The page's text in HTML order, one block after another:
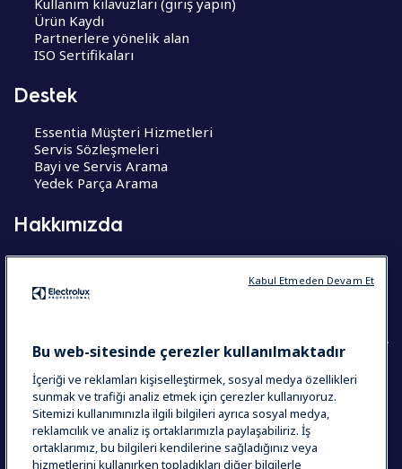
Ürün Kaydı
Partnerlere yönelik alan
ISO Sertifikaları
Destek
Essentia Müşteri Hizmetleri
Servis Sözleşmeleri
Bayi ve Servis Arama
Yedek Parça Arama
Hakkımızda
Hakkımızda
CoE – Mükemmelik Merkezleri
COUNTRY AND LANGUAGE
SEÇIMINIZ: TÜRKIYE
Bu web-sitesinde çerezler kullanılmaktadır
İçeriği ve reklamları kişiselleştirmek, sosyal medya özellikleri
sunmak ve trafiği analiz etmek için çerezler kullanıyoruz.
Sitemizi kullanımınızla ilgili bilgileri ayrıca sosyal medya,
reklamcılık ve analiz iş ortaklarımızla paylaşabiliriz. İş
ortaklarımız, bu bilgileri kendilerine sağladığınız veya
hizmetlerini kullanırken topladıkları diğer bilgilerle
Kabul Etmeden Devam Et